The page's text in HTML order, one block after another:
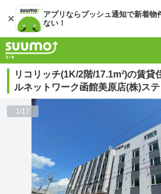
アプリならプッシュ通知で新着物
ない！
リコリッチ(1K/2階/17.1m²)の賃貸
ルネットワーク函館美原店(株)ス
1/17